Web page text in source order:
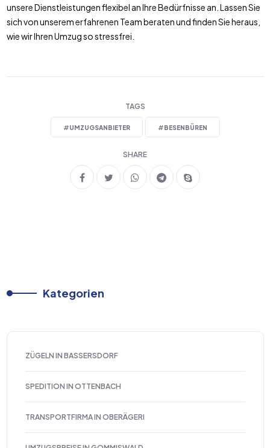
unsere Dienstleistungen flexibel an Ihre Bedürfnisse an. Lassen Sie
sich von unserem erfahrenen Team beraten und finden Sie heraus,
wie wir Ihren Umzug so stressfrei.
TAGS
#UMZUGSANBIETER #BESENBÜREN
SHARE
Kategorien
ZÜGELN IN BASSERSDORF
SPEDITION IN OTTENBACH
TRANSPORTFIRMA IN OBERÄGERI